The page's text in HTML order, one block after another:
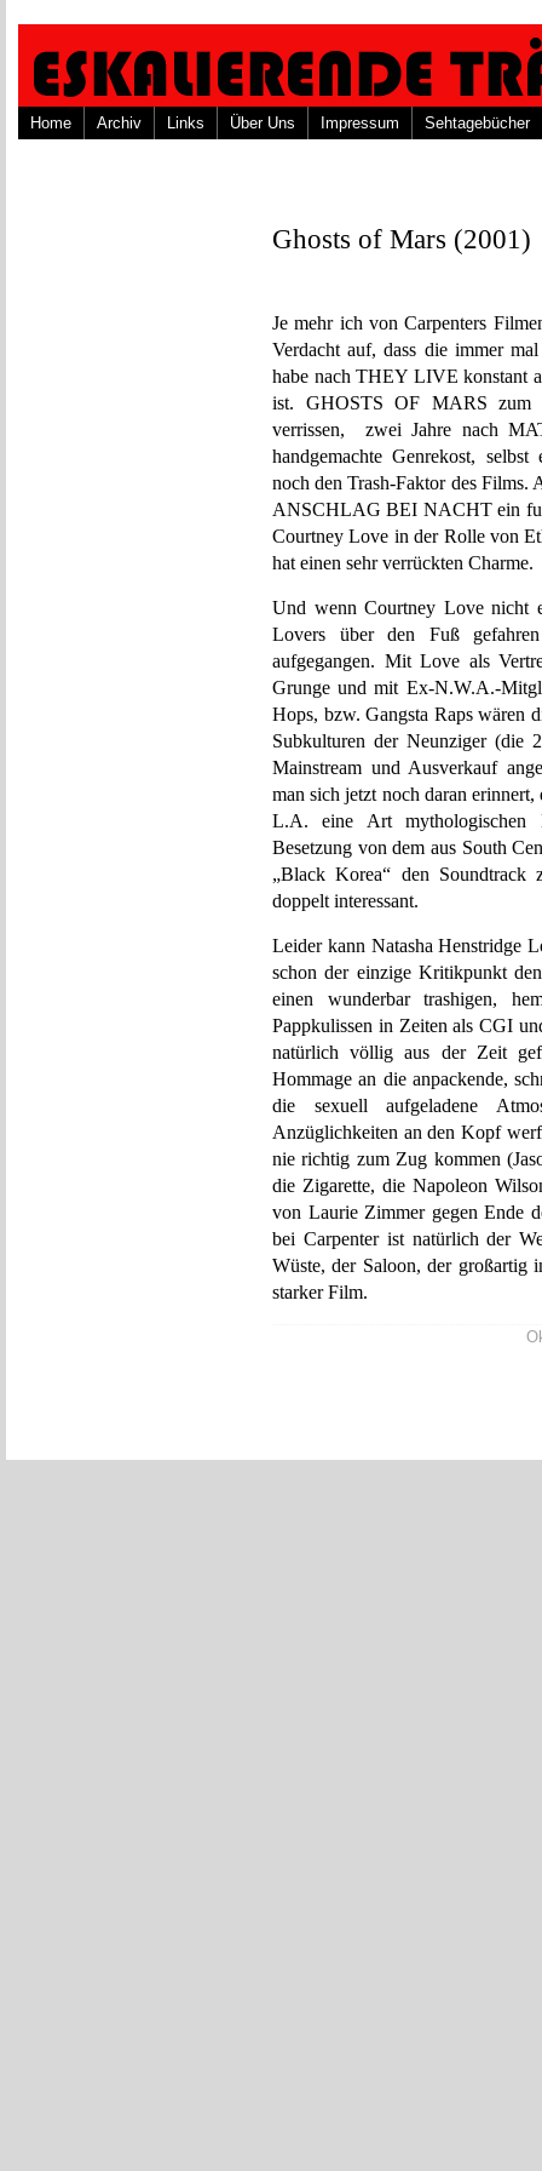
Home Archiv Links Über Uns Impressum Sehtagebücher
Ghosts of Mars (2001)
Je mehr ich von Carpenters
Verdacht auf, dass die immer
habe nach THEY LIVE konstant
ist. GHOSTS OF MARS zum
verrissen, zwei Jahre nach
handgemachte Genrekost, selbst
noch den Trash-Faktor des
ANSCHLAG BEI NACHT ein
Courtney Love in der Rolle von
hat einen sehr verrückten Charme.
Und wenn Courtney Love nicht
Lovers über den Fuß
aufgegangen. Mit Love als
Grunge und mit Ex-N.W.A.-
Hops, bzw. Gangsta Raps wären
Subkulturen der Neunziger (die
Mainstream und Ausverkauf
man sich jetzt noch daran
L.A. eine Art
Besetzung von dem aus South
„Black Korea“ den
doppelt interessant.
Leider kann Natasha Henstridge
schon der einzige Kritikpunkt
einen wunderbar trashigen,
Pappkulissen in Zeiten als CGI
natürlich völlig aus der Zeit
Hommage an die anpackende,
die sexuell aufgeladene
Anzüglichkeiten an den Kopf
nie richtig zum Zug kommen
die Zigarette, die Napoleon
von Laurie Zimmer gegen Ende
bei Carpenter ist natürlich der
Wüste, der Saloon, der großartig
starker Film.